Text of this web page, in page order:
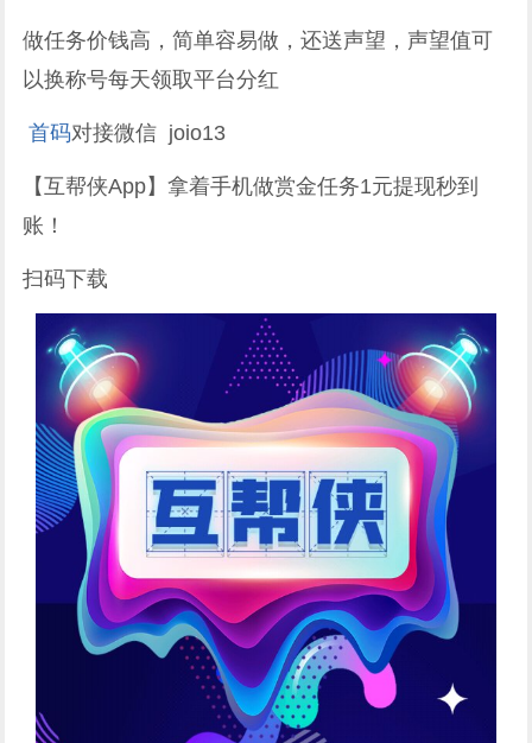
做任务价钱高，简单容易做，还送声望，声望值可
以换称号每天领取平台分红
首码对接微信 joio13
【互帮侠App】拿着手机做赏金任务1元提现秒到
账！
扫码下载